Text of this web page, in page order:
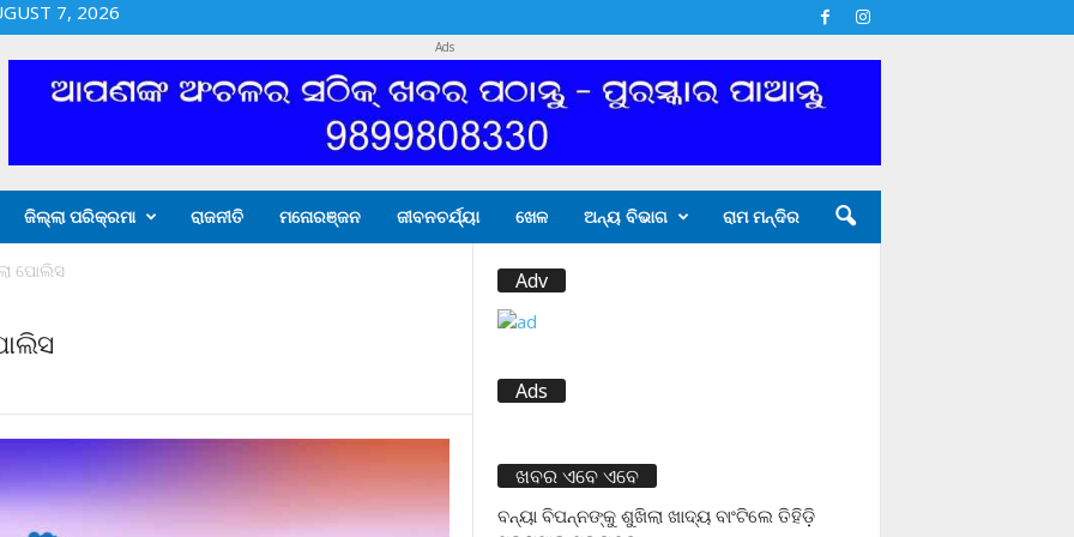
7, 2026
Ads
ଜିଲ୍ଲା ପରିକ୍ରମା ରାଜନୀତି ମନୋରଞ୍ଜନ ଜୀବନଚର୍ଯ୍ୟା ଖେଳ ଅନ୍ୟ ବିଭାଗ ରାମ ମନ୍ଦିର
ପୋଲିସ Adv
Ads
ଖବର ଏବେ ଏବେ
ବନ୍ୟା ବିପନ୍ନଙ୍କୁ ଶୁଖିଲା ଖାଦ୍ୟ ବାଂଟିଲେ ତିହିଡି଼